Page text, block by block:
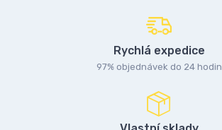
Rychlá expedice
97% objednávek do 24 hodin